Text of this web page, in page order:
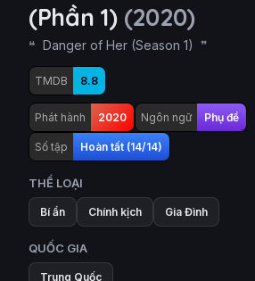
(Phần 1) (2020)
Danger of Her (Season 1)
TMDB 8.8
Phát hành 2020 Ngôn ngữ Phụ đề
Số tập Hoàn tất (14/14)
THỂ LOẠI
Bí ẩn Chính kịch Gia Đình
QUỐC GIA
Trung Quốc